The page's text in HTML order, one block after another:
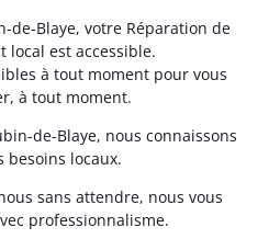
de-Blaye, votre Réparation de
local est accessible.
à tout moment pour vous
à tout moment.
de-Blaye, nous connaissons
besoins locaux.
sans attendre, nous vous
professionnalisme.